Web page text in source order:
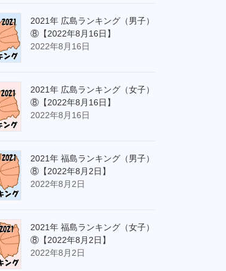
2021年 広島ランキング（男子）
⑧【2022年8月16日】
2022年8月16日
2021年 広島ランキング（女子）
⑧【2022年8月16日】
2022年8月16日
2021年 福島ランキング（男子）
⑧【2022年8月2日】
2022年8月2日
2021年 福島ランキング（女子）
⑧【2022年8月2日】
2022年8月2日